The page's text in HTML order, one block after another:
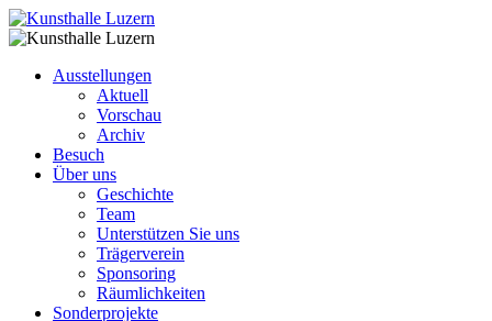
Ausstellungen
Aktuell
Vorschau
Archiv
Besuch
Über uns
Geschichte
Team
Unterstützen Sie uns
Trägerverein
Sponsoring
Räumlichkeiten
Sonderprojekte